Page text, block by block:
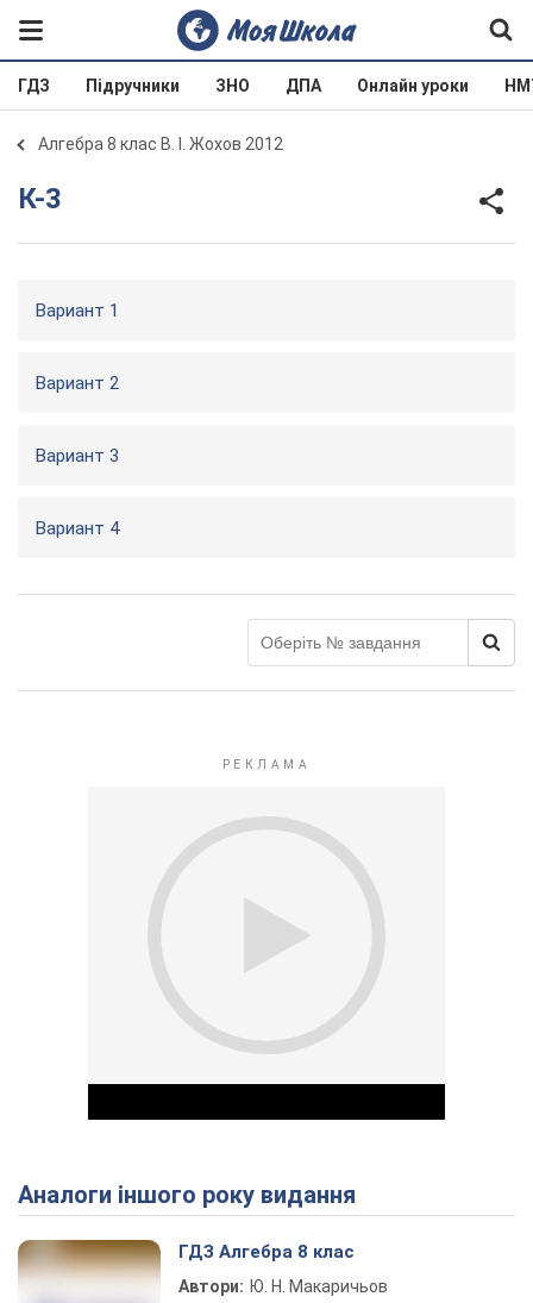
ГДЗ Підручники ЗНО ДПА Онлайн уроки
Алгебра 8 клас В. І. Жохов 2012
К-3
Вариант 1
Вариант 2
Вариант 3
Вариант 4
Play Video
Аналоги іншого року видання
ГДЗ Алгебра 8 клас
Автори: Ю. Н. Макаричьов